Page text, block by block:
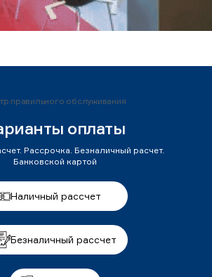
правильного обслуживания
оплаты
Рассрочка. Безналичный расчет.
Банковской картой
Наличный рассчет
Безналичный рассчет